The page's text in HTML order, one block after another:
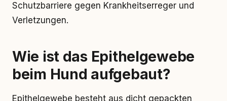
Schutzbarriere gegen Krankheitserreger und
Verletzungen.
Wie ist das Epithelgewebe
beim Hund aufgebaut?
Epithelgewebe besteht aus dicht gepackten